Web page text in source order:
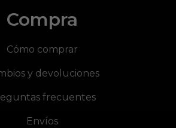
Compra
Cómo comprar
y devoluciones
frecuentes
Envíos